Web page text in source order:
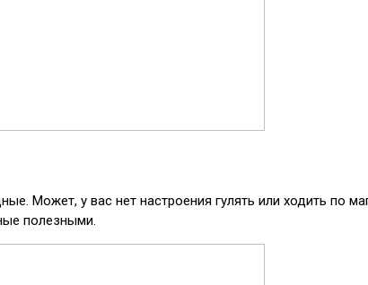
Может, у вас нет настроения гулять или ходить
полезными.